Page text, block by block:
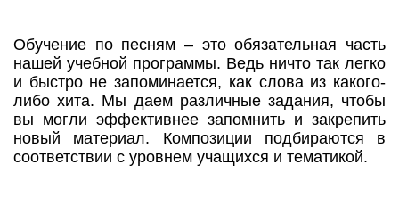
Обучение по песням – это обязательная часть
нашей учебной программы. Ведь ничто так легко
и быстро не запоминается, как слова из какого-
либо хита. Мы даем различные задания, чтобы
вы могли эффективнее запомнить и закрепить
новый материал. Композиции подбираются в
соответствии с уровнем учащихся и тематикой.